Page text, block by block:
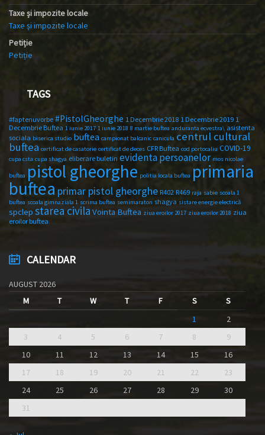
Taxe și impozite locale
Taxe și impozite locale
Petiție
Petiție
TAGS
#faptenuvorbe #PistolGheorghe 1 Decembrie 2018 1 Decembrie 2019 1
Decembrie Buftea 1 iunie 2017 1 iunie 2018 8 martie buftea anduranta ecvestra\ asistenta
sociala biserica studio buftea campionat balcanic canicula centrul cultural
buftea certificat de casatorie certificat de deces CFR Buftea cod portocaliu COVID-19
cupa csta cupa shagya eliberare buletin evidenta persoanelor mos nicolae
buftea pistol gheorghe politia locala buftea primaria
buftea primar pistol gheorghe R402 R469 raja sabie scoala 1
buftea scoala gimnaziala 1 scrima buftea semimaraton shagya sistare energie electrică
spclep starea civila Vointa Buftea ziua eroilor 2017 ziua eroilor 2018 ziua
eroilor buftea
CALENDAR
AUGUST 2026
M
T W T F S
S
1
2
3
4 5 6 7 8
9
10
11 12 13 14 15
16
17
18 19 20 21 22
23
24
25 26 27 28 29
30
31